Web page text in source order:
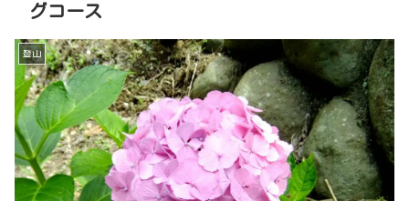
グコース
登山